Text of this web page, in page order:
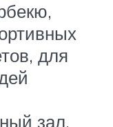
для
зал,